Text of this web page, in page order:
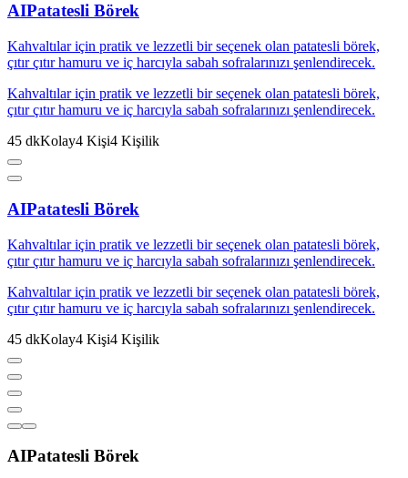
AIPatatesli Börek
Kahvaltılar için pratik ve lezzetli bir seçenek olan patatesli börek,
çıtır çıtır hamuru ve iç harcıyla sabah sofralarınızı şenlendirecek.
Kahvaltılar için pratik ve lezzetli bir seçenek olan patatesli börek,
çıtır çıtır hamuru ve iç harcıyla sabah sofralarınızı şenlendirecek.
45 dkKolay4 Kişi4 Kişilik
AIPatatesli Börek
Kahvaltılar için pratik ve lezzetli bir seçenek olan patatesli börek,
çıtır çıtır hamuru ve iç harcıyla sabah sofralarınızı şenlendirecek.
Kahvaltılar için pratik ve lezzetli bir seçenek olan patatesli börek,
çıtır çıtır hamuru ve iç harcıyla sabah sofralarınızı şenlendirecek.
45 dkKolay4 Kişi4 Kişilik
AIPatatesli Börek